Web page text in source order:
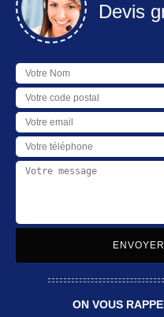
Devis
ON VOUS